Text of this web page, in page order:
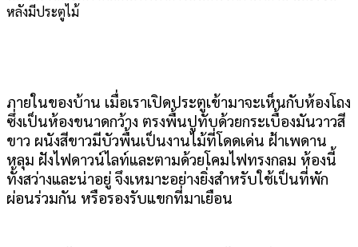
หลังมีประตูไม้
ภายในของบ้าน เมื่อเราเปิดประตูเข้ามาจะเห็นกับห้องโถง
ซึ่งเป็นห้องขนาดกว้าง ตรงพื้นปูทับด้วยกระเบื้องมันวาวสี
ขาว ผนังสีขาวมีบัวพื้นเป็นงานไม้ที่โดดเด่น ฝ้าเพดาน
หลุม ฝังไฟดาวน์ไลท์และตามด้วยโคมไฟทรงกลม ห้องนี้
ทั้งสว่างและน่าอยู่ จึงเหมาะอย่างยิ่งสำหรับใช้เป็นที่พัก
ผ่อนร่วมกัน หรือรองรับแขกที่มาเยือน